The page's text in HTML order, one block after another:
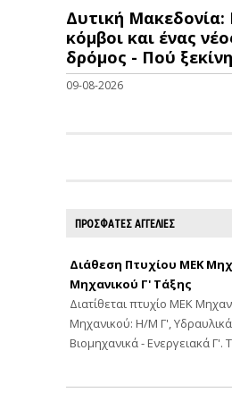
Δυτική Μακεδονία:
κόμβοι και ένας
δρόμος - Πού
09-08-2026
ΠΡΟΣΦΑΤΕΣ ΑΓΓΕΛΙΕΣ
Διάθεση Πτυχίου ΜΕΚ
Μηχανικού Γ' Τάξης
Διατίθεται πτυχίο ΜΕΚ
Μηχανικού: Η/Μ Γ',
Βιομηχανικά - Ενεργειακά Γ'.